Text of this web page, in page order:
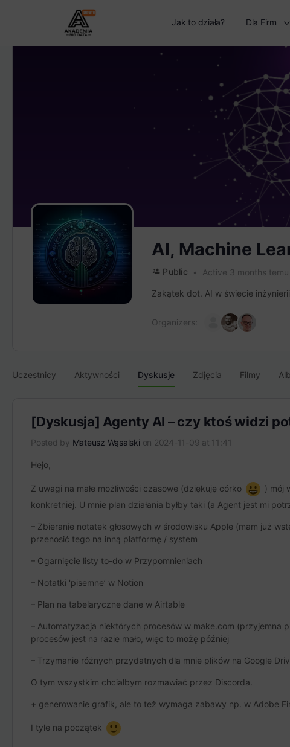
Jak to działa? Dla Firm
AI, Machine
Public Active 3 months temu
Zakątek dot. AI w świecie
Organizers:
Uczestnicy Aktywności Dyskusje Zdjęcia Filmy
[Dyskusja] Agenty AI – czy ktoś widzi
Posted by Mateusz Wąsalski on 2024-11-09 at 11:41
Hejo,
Z uwagi na małe możliwości czasowe (dziękuję córko
) mój
konkretniej. U mnie plan działania byłby taki (a Agent jest mi
– Zbieranie notatek głosowych w środowisku Apple (mam już
przenosić tego na inną platformę / system
– Ogarnięcie listy to-do w Przypomnieniach
– Notatki 'pisemne’ w Notion
– Plan na tabelaryczne dane w Airtable
– Automatyzacja niektórych procesów w make.com (przyjemna
procesów jest na razie mało, więc to możę później
– Trzymanie różnych przydatnych dla mnie plików na Google
O tym wszystkim chciałbym rozmawiać przez Discorda.
+ generowanie grafik, ale to też wymaga zabawy np. w Adobe
I tyle na początek